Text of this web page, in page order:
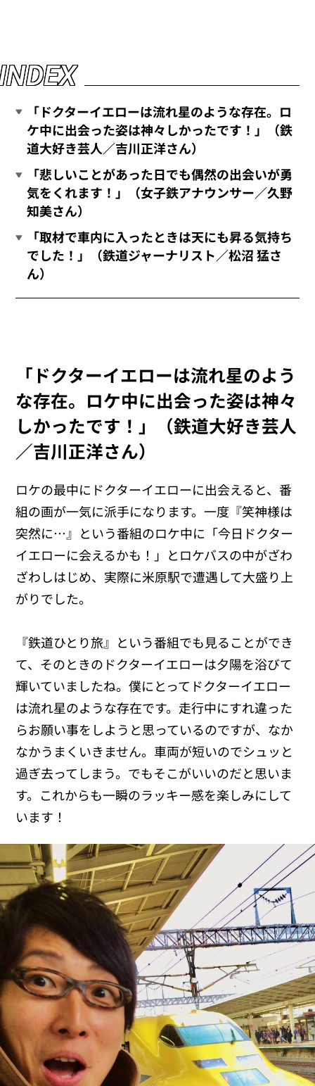
NDEX
「ドクターイエローは流れ星のような存在。ロ
ケ中に出会った姿は神々しかったです！」（鉄
道大好き芸人／吉川正洋さん）
「悲しいことがあった日でも偶然の出会いが勇
気をくれます！」（女子鉄アナウンサー／久野
知美さん）
「取材で車内に入ったときは天にも昇る気持ち
でした！」（鉄道ジャーナリスト／松沼 猛さ
ん）
「ドクターイエローは流れ星のよう
な存在。ロケ中に出会った姿は神々
しかったです！」（鉄道大好き芸人
／吉川正洋さん）
ロケの最中にドクターイエローに出会えると、番
組の画が一気に派手になります。一度『笑神様は
突然に…』という番組のロケ中に「今日ドクター
イエローに会えるかも！」とロケバスの中がざわ
ざわしはじめ、実際に米原駅で遭遇して大盛り上
がりでした。
『鉄道ひとり旅』という番組でも見ることができ
て、そのときのドクターイエローは夕陽を浴びて
輝いていましたね。僕にとってドクターイエロー
は流れ星のような存在です。走行中にすれ違った
らお願い事をしようと思っているのですが、なか
なかうまくいきません。車両が短いのでシュッと
過ぎ去ってしまう。でもそこがいいのだと思いま
す。これからも一瞬のラッキー感を楽しみにして
います！